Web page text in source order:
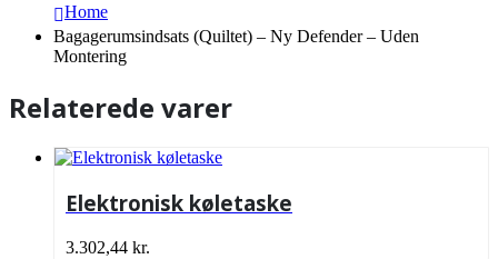
Home
Bagagerumsindsats (Quiltet) – Ny Defender – Uden
Montering
Relaterede varer
Elektronisk køletaske
3.302,44 kr.